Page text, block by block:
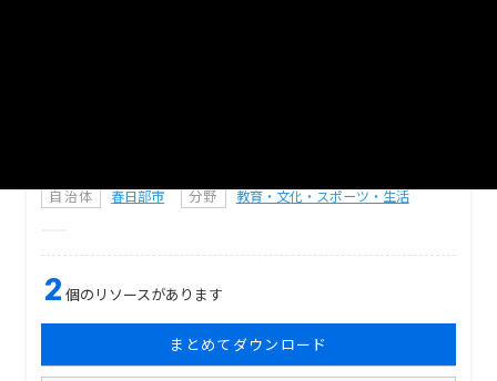
自治体 春日部市 分野 教育・文化・スポーツ・生活
2 個のリソースがあります
まとめてダウンロード